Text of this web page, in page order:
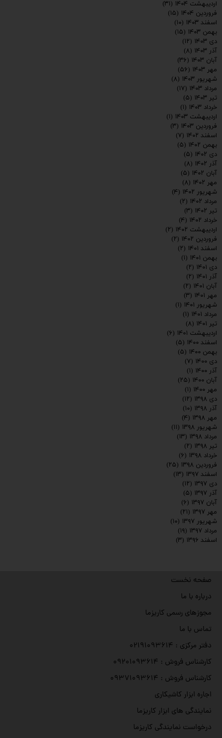
ارسال
اردیبهشت ۱۴۰۴
(۳۱)
فروردین ۱۴۰۴
(۱۵)
اسفند ۱۴۰۳
(۱۰)
بهمن ۱۴۰۳
(۱۵)
دی ۱۴۰۳
(۱۲)
آذر ۱۴۰۳
(۸)
آبان ۱۴۰۳
(۳۶)
مهر ۱۴۰۳
(۵۶)
شهریور ۱۴۰۳
(۸)
مرداد ۱۴۰۳
(۱۷)
تیر ۱۴۰۳
(۵)
خرداد ۱۴۰۳
(۱)
اردیبهشت ۱۴۰۳
(۱)
فروردین ۱۴۰۳
(۳)
اسفند ۱۴۰۲
(۷)
بهمن ۱۴۰۲
(۵)
دی ۱۴۰۲
(۵)
آذر ۱۴۰۲
(۸)
آبان ۱۴۰۲
(۵)
مهر ۱۴۰۲
(۸)
شهریور ۱۴۰۲
(۴)
مرداد ۱۴۰۲
(۲)
تیر ۱۴۰۲
(۳)
خرداد ۱۴۰۲
(۴)
اردیبهشت ۱۴۰۲
(۲)
فروردین ۱۴۰۲
(۲)
اسفند ۱۴۰۱
(۲)
بهمن ۱۴۰۱
(۱)
دی ۱۴۰۱
(۲)
آذر ۱۴۰۱
(۲)
آبان ۱۴۰۱
(۲)
مهر ۱۴۰۱
(۳)
شهریور ۱۴۰۱
(۱)
مرداد ۱۴۰۱
(۱)
تیر ۱۴۰۱
(۸)
اردیبهشت ۱۴۰۱
(۶)
اسفند ۱۴۰۰
(۵)
بهمن ۱۴۰۰
(۵)
دی ۱۴۰۰
(۷)
آذر ۱۴۰۰
(۱)
آبان ۱۴۰۰
(۲۵)
مهر ۱۴۰۰
(۱)
دی ۱۳۹۸
(۱۲)
آذر ۱۳۹۸
(۱۰)
مهر ۱۳۹۸
(۴)
شهریور ۱۳۹۸
(۱۱)
مرداد ۱۳۹۸
(۱۳)
تیر ۱۳۹۸
(۲)
خرداد ۱۳۹۸
(۶)
فروردین ۱۳۹۸
(۲۵)
اسفند ۱۳۹۷
(۱۳)
دی ۱۳۹۷
(۱۲)
آذر ۱۳۹۷
(۵)
آبان ۱۳۹۷
(۶)
مهر ۱۳۹۷
(۲۱)
شهریور ۱۳۹۷
(۱۰)
مرداد ۱۳۹۷
(۱۹)
اسفند ۱۳۹۶
(۳)
صفحه نخست
درباره با ما
مجوزهای رسمی کاریزما
تماس با ما
دفتر مرکزی : ۰۲۱۹۱۰۹۳۶۱۴
کارشناس فروش : ۰۹۲۰۱۰۹۳۶۱۴
کارشناس فروش : ۰۹۳۷۱۰۹۳۶۱۴
اجاره ابزار کاشیکاری
نمایندگی های ابزار کاریزما
درخواست نمایندگی کاریزما